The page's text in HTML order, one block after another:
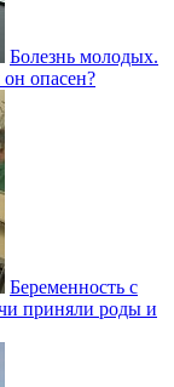
Болезнь молодых.
опасен?
Беременность с
приняли роды и